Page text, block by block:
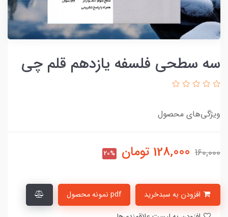
سه سطحی فلسفه یازدهم قلم چی
ویژگی‌های محصول
160,000
128,000 تومان 20%
pdf نمونه محصول